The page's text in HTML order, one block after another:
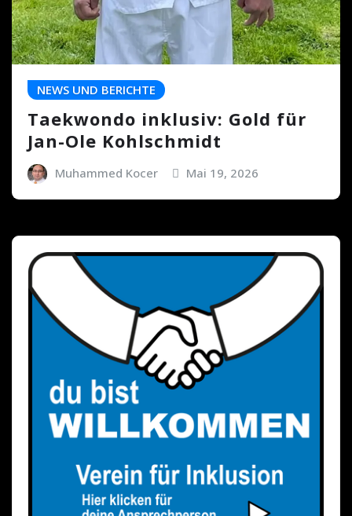
NEWS UND BERICHTE
Taekwondo inklusiv: Gold für
Jan-Ole Kohlschmidt
Muhammed Kocer Mai 19, 2026